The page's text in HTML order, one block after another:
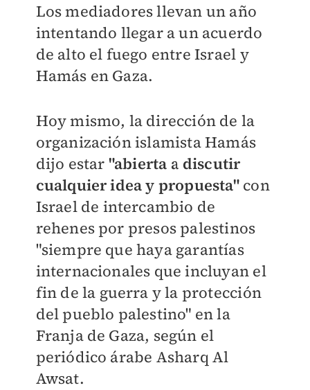
Los mediadores llevan un año
intentando llegar a un acuerdo
de alto el fuego entre Israel y
Hamás en Gaza.
Hoy mismo, la dirección de la
organización islamista Hamás
dijo estar "abierta a discutir
cualquier idea y propuesta"con
Israel de intercambio de
rehenes por presos palestinos
"siempre que haya garantías
internacionales que incluyan el
fin de la guerra y la protección
del pueblo palestino" en la
Franja de Gaza, según el
periódico árabe Asharq Al
Awsat.